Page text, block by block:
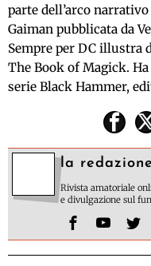
parte dell’arco
Gaiman pubblicata da
Sempre per DC illustra
The Book of Magick.
serie Black Hammer,
la redazione
Rivista amatoriale
e divulgazione sul